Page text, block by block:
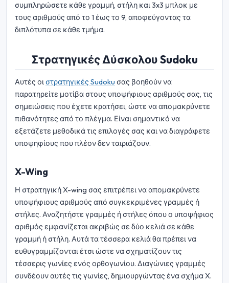
συμπληρώσετε κάθε γραμμή, στήλη και 3x3 μπλοκ με
τους αριθμούς από το 1 έως το 9, αποφεύγοντας τα
διπλότυπα σε κάθε τμήμα.
Στρατηγικές Δύσκολου Sudoku
Αυτές οιστρατηγικές Sudoku σας βοηθούν να
παρατηρείτε μοτίβα στους υποψήφιους αριθμούς σας, τις
σημειώσεις που έχετε κρατήσει, ώστε να απομακρύνετε
πιθανότητες από το πλέγμα. Είναι σημαντικό να
εξετάζετε μεθοδικά τις επιλογές σας και να διαγράφετε
υποψηφίους που πλέον δεν ταιριάζουν.
X-Wing
Η στρατηγική X-wing σας επιτρέπει να απομακρύνετε
υποψήφιους αριθμούς από συγκεκριμένες γραμμές ή
στήλες. Αναζητήστε γραμμές ή στήλες όπου ο υποψήφιος
αριθμός εμφανίζεται ακριβώς σε δύο κελιά σε κάθε
γραμμή ή στήλη. Αυτά τα τέσσερα κελιά θα πρέπει να
ευθυγραμμίζονται έτσι ώστε να σχηματίζουν τις
τέσσερις γωνίες ενός ορθογωνίου. Διαγώνιες γραμμές
συνδέουν αυτές τις γωνίες, δημιουργώντας ένα σχήμα X.